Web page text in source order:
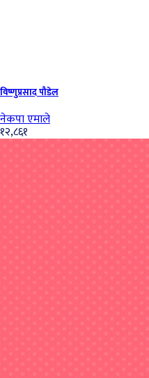
विष्णुप्रसाद पौडेल
नेकपा एमाले
१२,८६१